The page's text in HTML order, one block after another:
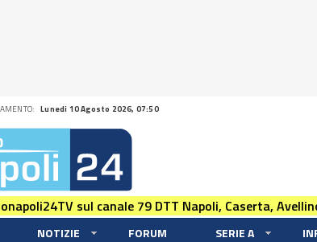
Lunedi 10 Agosto 2026, 07:50
sul canale 79 DTT Napoli, Caserta,
NOTIZIE FORUM SERIE A